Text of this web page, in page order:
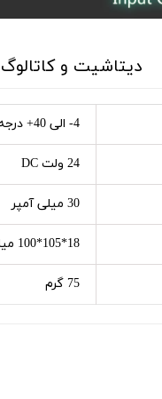
دیتاشیت و کاتالوگ
4- الی 40+ درجه سانتیگراد
24 ولت DC
30 میلی آمپر
18*105*100 میلیمتر
75 گرم